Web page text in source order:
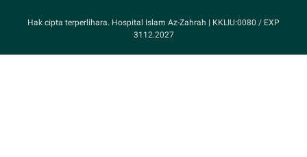
Hak cipta terperlihara. Hospital Islam Az-Zahrah | KKLIU:0080 / EXP
3112.2027